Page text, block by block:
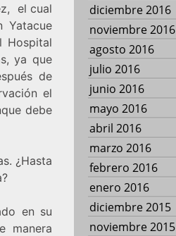
el cual
Yatacue
Hospital
ya que
de
el
debe
¿Hasta
en su
manera
diciembre 2016
noviembre 2016
agosto 2016
julio 2016
junio 2016
mayo 2016
abril 2016
marzo 2016
febrero 2016
enero 2016
diciembre 2015
noviembre 2015